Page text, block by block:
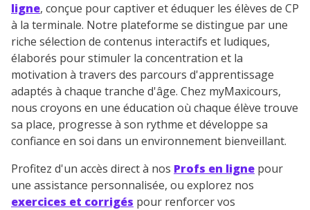
ligne, conçue pour captiver et éduquer les élèves de CP
à la terminale. Notre plateforme se distingue par une
riche sélection de contenus interactifs et ludiques,
élaborés pour stimuler la concentration et la
motivation à travers des parcours d'apprentissage
adaptés à chaque tranche d'âge. Chez myMaxicours,
nous croyons en une éducation où chaque élève trouve
sa place, progresse à son rythme et développe sa
confiance en soi dans un environnement bienveillant.
Profitez d'un accès direct à nos Profs en ligne pour
une assistance personnalisée, ou explorez nos
exercices et corrigés pour renforcer vos